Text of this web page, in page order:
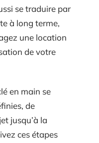
se traduire par
à long terme,
une location
de votre
en main se
de
jusqu’à la
ces étapes